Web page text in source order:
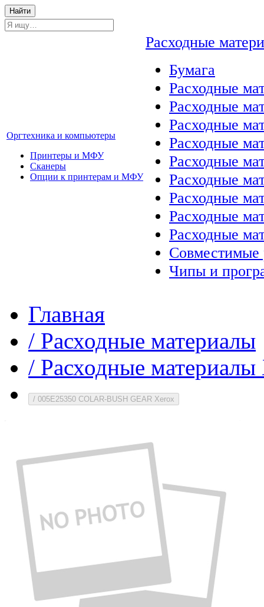
Найти
Оргтехника и компьютеры
Принтеры и МФУ
Сканеры
Опции к принтерам и МФУ
Расходные
Бумага
Расходные
Расходные
Расходные
Расходные
Расходные
Расходные
Расходные
Расходные
Расходные
Совместимые
Чипы и
Главная
/ Расходные материалы
/ Расходные
/ 005E25350 COLAR-BUSH GEAR Xerox